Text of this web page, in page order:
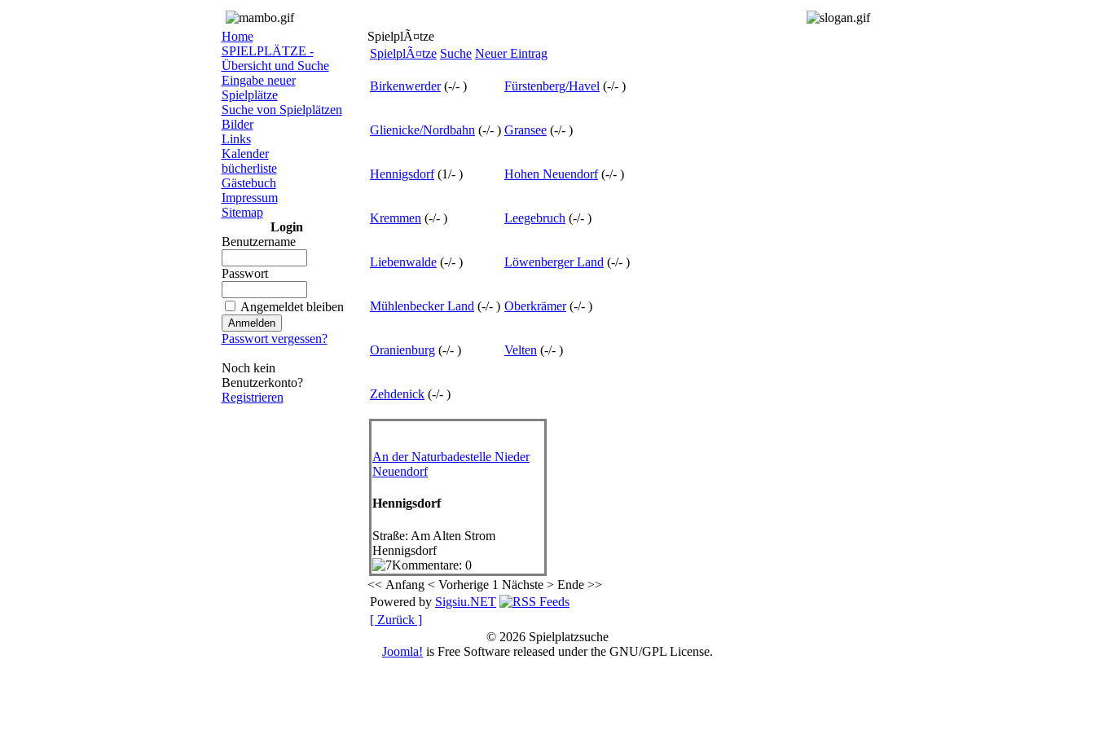
Home
SPIELPLÄTZE -
Übersicht und Suche
Eingabe neuer
Spielplätze
Suche von Spielplätzen
Bilder
Links
Kalender
bücherliste
Gästebuch
Impressum
Sitemap
Login
Benutzername
Passwort
Angemeldet bleiben
Passwort vergessen?
Noch kein
Benutzerkonto?
Registrieren
SpielplÃ¤tze
SpielplÃ¤tze Suche Neuer Eintrag
Birkenwerder(-/- ) Fürstenberg/Havel (-/- )
Glienicke/Nordbahn (-/- ) Gransee (-/- )
Hennigsdorf(1/- ) Hohen Neuendorf(-/- )
Kremmen (-/- ) Leegebruch (-/- )
Liebenwalde (-/- ) Löwenberger Land (-/- )
Mühlenbecker Land (-/- ) Oberkrämer(-/- )
Oranienburg (-/- ) Velten (-/- )
Zehdenick (-/- )
An der Naturbadestelle Nieder
Neuendorf
Hennigsdorf
Straße: Am Alten Strom
Hennigsdorf
Kommentare: 0
<< Anfang < Vorherige 1 Nächste > Ende >>
Powered by Sigsiu.NET
[ Zurück ]
© 2026 Spielplatzsuche
Joomla! is Free Software released under the GNU/GPL License.